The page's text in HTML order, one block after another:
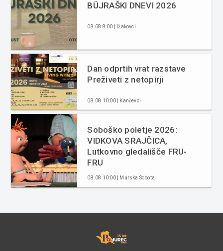
BÜJRAŠKI DNEVI 2026
08.08 8:00 | Ižakovci
Dan odprtih vrat razstave
Preživeti z netopirji
08.08 10:00 | Kančevci
Soboško poletje 2026:
VIDKOVA SRAJČICA,
Lutkovno gledališče FRU-
FRU
08.08 10:00 | Murska Sobota